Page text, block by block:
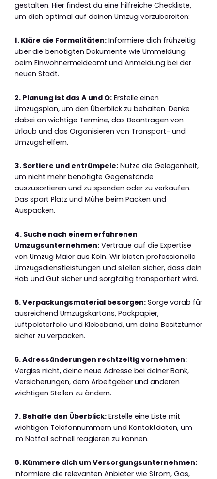
gestalten. Hier findest du eine hilfreiche Checkliste,
um dich optimal auf deinen Umzug vorzubereiten:
1. Kläre die Formalitäten: Informiere dich frühzeitig
über die benötigten Dokumente wie Ummeldung
beim Einwohnermeldeamt und Anmeldung bei der
neuen Stadt.
2. Planung ist das A und O: Erstelle einen
Umzugsplan, um den Überblick zu behalten. Denke
dabei an wichtige Termine, das Beantragen von
Urlaub und das Organisieren von Transport- und
Umzugshelfern.
3. Sortiere und entrümpele: Nutze die Gelegenheit,
um nicht mehr benötigte Gegenstände
auszusortieren und zu spenden oder zu verkaufen.
Das spart Platz und Mühe beim Packen und
Auspacken.
4. Suche nach einem erfahrenen
Umzugsunternehmen: Vertraue auf die Expertise
von Umzug Maier aus Köln. Wir bieten professionelle
Umzugsdienstleistungen und stellen sicher, dass dein
Hab und Gut sicher und sorgfältig transportiert wird.
5. Verpackungsmaterial besorgen: Sorge vorab für
ausreichend Umzugskartons, Packpapier,
Luftpolsterfolie und Klebeband, um deine Besitztümer
sicher zu verpacken.
6. Adressänderungen rechtzeitig vornehmen:
Vergiss nicht, deine neue Adresse bei deiner Bank,
Versicherungen, dem Arbeitgeber und anderen
wichtigen Stellen zu ändern.
7. Behalte den Überblick: Erstelle eine Liste mit
wichtigen Telefonnummern und Kontaktdaten, um
im Notfall schnell reagieren zu können.
8. Kümmere dich um Versorgungsunternehmen:
Informiere die relevanten Anbieter wie Strom, Gas,